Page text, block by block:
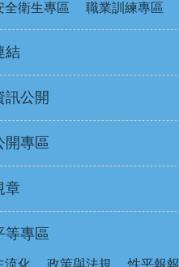
全衛生專區 職業訓練專區
結
訊公開
開專區
章
等專區
流化 政策與法規 性平報報